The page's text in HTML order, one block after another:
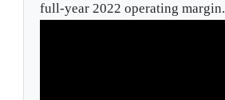
full-year 2022 operating margin.